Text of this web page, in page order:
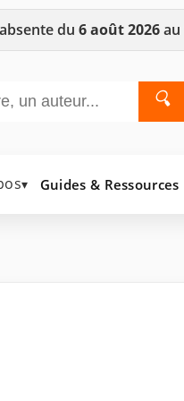
du 6 août 2026au
🔍
▾ Guides & Ressources